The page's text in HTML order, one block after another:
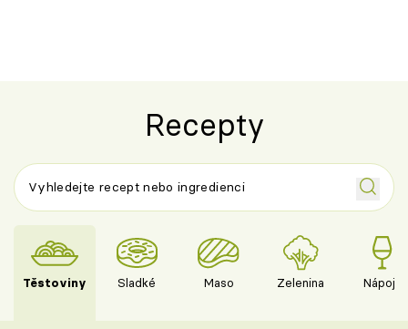
Recepty
Těstoviny Sladké Maso Zelenina Nápoje